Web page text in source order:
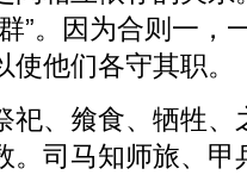
”。因为合则一，
他们各守其职。
祀、飨食、牺牲、
。司马知师旅、甲